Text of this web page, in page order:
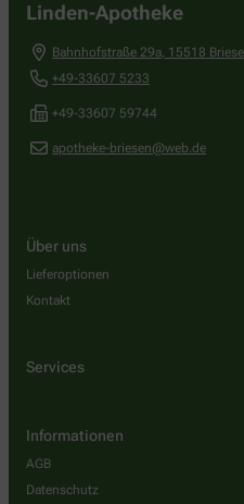
Linden-Apotheke
Bahnhofstraße 29a, 15518
+49-33607 5233
+49-33607 59744
apotheke-briesen@web.de
Über uns
Lieferoptionen
Kontakt
Services
Informationen
AGB
Datenschutz